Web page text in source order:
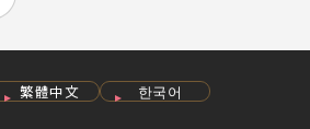
繁體中文 한국어